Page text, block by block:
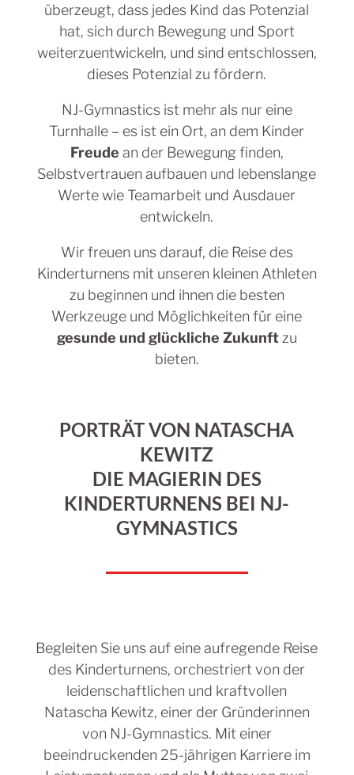
überzeugt, dass jedes Kind das Potenzial
hat, sich durch Bewegung und Sport
weiterzuentwickeln, und sind entschlossen,
dieses Potenzial zu fördern.
NJ-Gymnastics ist mehr als nur eine
Turnhalle – es ist ein Ort, an dem Kinder
Freude an der Bewegung finden,
Selbstvertrauen aufbauen und lebenslange
Werte wie Teamarbeit und Ausdauer
entwickeln.
Wir freuen uns darauf, die Reise des
Kinderturnens mit unseren kleinen Athleten
zu beginnen und ihnen die besten
Werkzeuge und Möglichkeiten für eine
gesunde und glückliche Zukunftzu
bieten.
PORTRÄT VON NATASCHA
KEWITZ
DIE MAGIERIN DES
KINDERTURNENS BEI NJ-
GYMNASTICS
Begleiten Sie uns auf eine aufregende Reise
des Kinderturnens, orchestriert von der
leidenschaftlichen und kraftvollen
Natascha Kewitz, einer der Gründerinnen
von NJ-Gymnastics. Mit einer
beeindruckenden 25-jährigen Karriere im